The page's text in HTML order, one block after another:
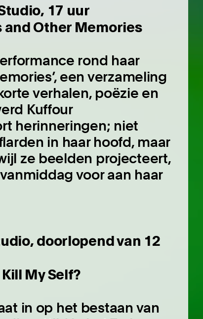
17 uur
Other Memories
rond haar
een verzameling
verhalen, poëzie en
Kuffour
herinneringen; niet
in haar hoofd, maar
ze beelden projecteert,
voor aan haar
doorlopend van 12
My Self?
in op het bestaan van